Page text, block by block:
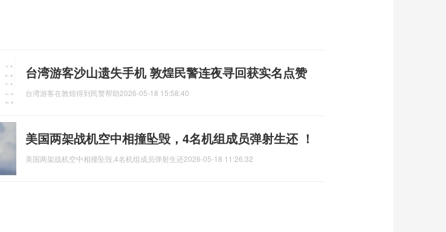
台湾游客沙山遗失手机 敦煌民警连夜寻回获实名点赞
台湾游客在敦煌得到民警帮助2026-05-18 15:58:40
美国两架战机空中相撞坠毁，4名机组成员弹射生还 ！
美国两架战机空中相撞坠毁,4名机组成员弹射生还2026-05-18 11:26:32